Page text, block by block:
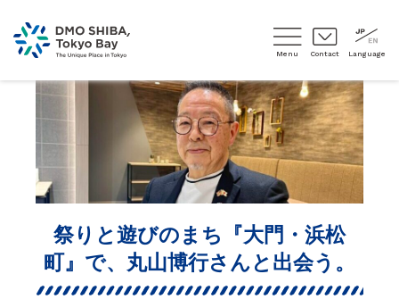
Menu Contact Language
祭りと遊びのまち『大門・浜松
町』で、丸山博行さんと出会う。